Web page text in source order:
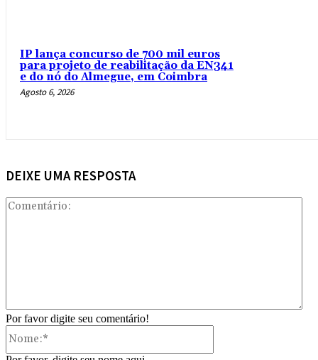
IP lança concurso de 700 mil euros
para projeto de reabilitação da EN341
e do nó do Almegue, em Coimbra
Agosto 6, 2026
DEIXE UMA RESPOSTA
Por favor digite seu comentário!